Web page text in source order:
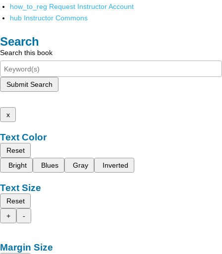
how_to_reg Request Instructor Account
hub Instructor Commons
Search
Search this book
Submit Search
x
Text Color
Reset
Bright
Blues Gray Inverted
Text Size
Reset
+
-
Margin Size